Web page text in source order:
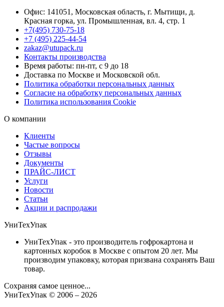
Офис: 141051, Московская область, г. Мытищи, д.
Красная горка, ул. Промышленная, вл. 4, стр. 1
+7(495) 730-75-18
+7 (495) 225-44-54
zakaz@utupack.ru
Контакты производства
Время работы: пн-пт, с 9 до 18
Доставка по Москве и Московской обл.
Политика обработки персональных данных
Согласие на обработку персональных данных
Политика использования Cookie
О компании
Клиенты
Частые вопросы
Отзывы
Документы
ПРАЙС-ЛИСТ
Услуги
Новости
Статьи
Акции и распродажи
УниТехУпак
УниТехУпак - это производитель гофрокартона и
картонных коробок в Москве с опытом 20 лет. Мы
производим упаковку, которая призвана сохранять Ваш
товар.
Сохраняя самое ценное...
УниТехУпак © 2006 – 2026